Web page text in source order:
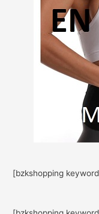
[bzkshopping